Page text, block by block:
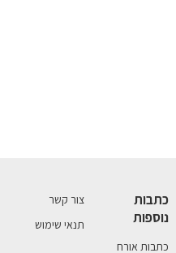
כתבות
נוספות
כתבות אורח
צור קשר
תנאי שימוש